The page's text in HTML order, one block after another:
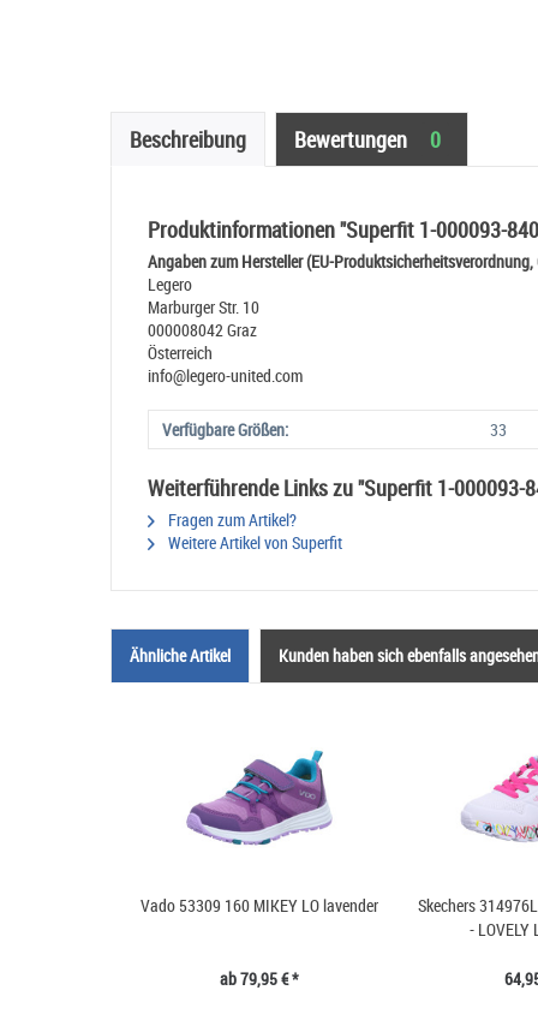
Beschreibung Bewertungen 0
Produktinformationen "Superfit 1-000093-
Angaben zum Hersteller (EU-Produktsicherheitsverordnung,
Legero
Marburger Str. 10
000008042 Graz
Österreich
info@legero-united.com
Verfügbare Größen: 33
Weiterführende Links zu "Superfit 1-000093-
Fragen zum Artikel?
Weitere Artikel von Superfit
Ähnliche Artikel Kunden haben sich ebenfalls
Vado 53309 160 MIKEY LO lavender
ab 79,95 € *
Skechers
- LOVELY